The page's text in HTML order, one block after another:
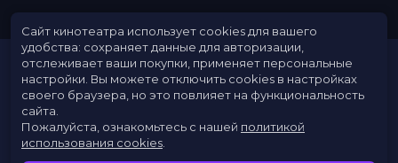
Расписание
Сайт кинотеатра использует cookies для вашего
удобства: сохраняет данные для авторизации,
отслеживает ваши покупки, применяет персональные
настройки. Вы можете отключить cookies в настройках
своего браузера, но это повлияет на функциональность
сайта.
Пожалуйста, ознакомьтесь с нашей политикой
использования cookies